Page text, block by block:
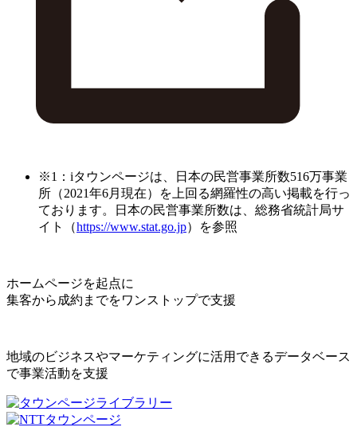
※1：iタウンページは、日本の民営事業所数516万事業
所（2021年6月現在）を上回る網羅性の高い掲載を行っ
ております。日本の民営事業所数は、総務省統計局サ
イト（https://www.stat.go.jp）を参照
ホームページを起点に
集客から成約までをワンストップで支援
地域のビジネスやマーケティングに活用できるデータベース
で事業活動を支援